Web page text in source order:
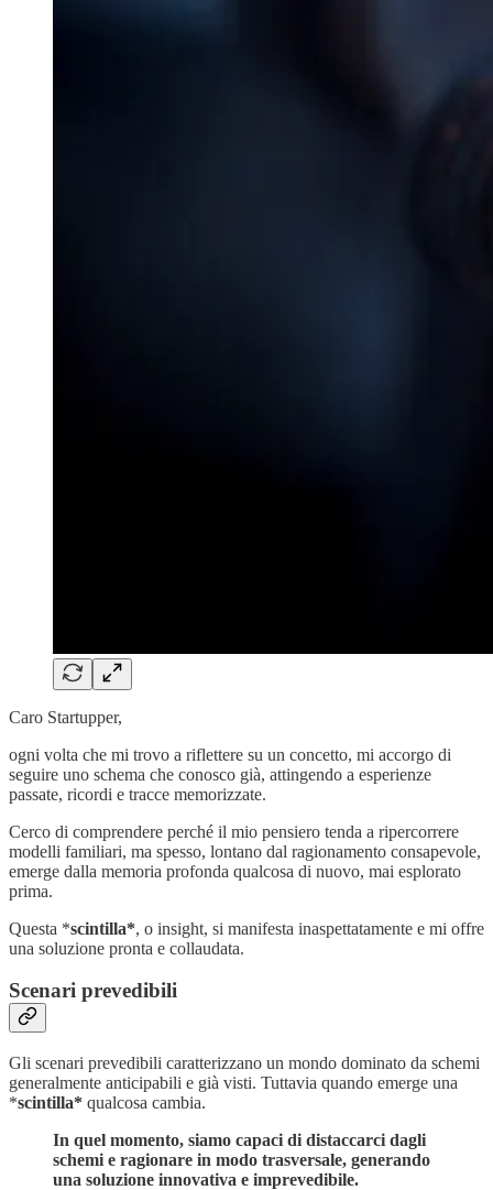
Caro Startupper,
ogni volta che mi trovo a riflettere su un concetto, mi accorgo di
seguire uno schema che conosco già, attingendo a esperienze
passate, ricordi e tracce memorizzate.
Cerco di comprendere perché il mio pensiero tenda a ripercorrere
modelli familiari, ma spesso, lontano dal ragionamento consapevole,
emerge dalla memoria profonda qualcosa di nuovo, mai esplorato
prima.
Questa *scintilla*, o insight, si manifesta inaspettatamente e mi offre
una soluzione pronta e collaudata.
Scenari prevedibili
Gli scenari prevedibili caratterizzano un mondo dominato da schemi
generalmente anticipabili e già visti. Tuttavia quando emerge una
*scintilla* qualcosa cambia.
In quel momento, siamo capaci di distaccarci dagli
schemi e ragionare in modo trasversale, generando
una soluzione innovativa e imprevedibile.